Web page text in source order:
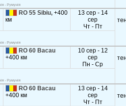
- Румунія
RO 55 Sibiu,+400
км
13 сер - 14
сер
Чт - Пт
- Румунія
RO 60 Bacau
+400 км
10 сер - 12
сер
Пн - Ср
- Румунія
RO 60 Bacau
+400 км
13 сер - 14
сер
Чт - Пт